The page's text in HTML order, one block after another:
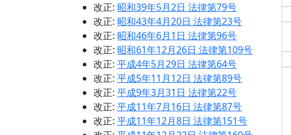
改正: 昭和39年5月2日 法律第79号
改正: 昭和43年4月20日 法律第23号
改正: 昭和46年6月1日 法律第96号
改正: 昭和61年12月26日 法律第109号
改正: 平成4年5月29日 法律第64号
改正: 平成5年11月12日 法律第89号
改正: 平成9年3月31日 法律第22号
改正: 平成11年7月16日 法律第87号
改正: 平成11年12月8日 法律第151号